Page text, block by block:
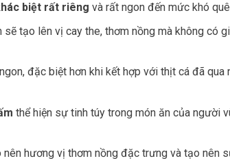
biệt rất riêng và rất ngon đến mức khó
tạo lên vị cay the, thơm nồng mà không có
đặc biệt hơn khi kết hợp với thịt cá đã qua
thể hiện sự tinh túy trong món ăn của người
hương vị thơm nồng đặc trưng và tạo nên